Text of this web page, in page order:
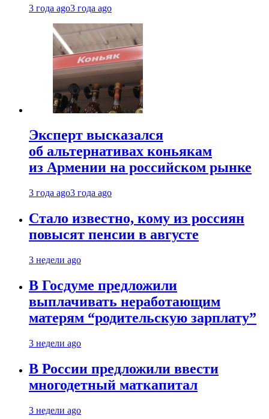
3 года ago3 года ago
Эксперт высказался
об альтернативах коньякам
из Армении на российском рынке
3 года ago3 года ago
Стало известно, кому из россиян
повысят пенсии в августе
3 недели ago
В Госдуме предложили
выплачивать неработающим
матерям “родительскую зарплату”
3 недели ago
В России предложили ввести
многодетный маткапитал
3 недели ago